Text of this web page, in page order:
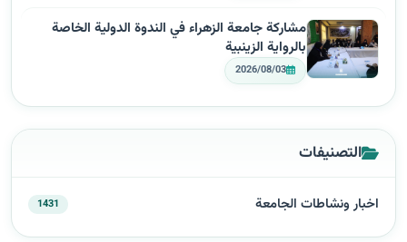
مشاركة جامعة الزهراء في الندوة الدولية الخاصة
بالرواية الزينبية
2026/08/03
التصنيفات
اخبار ونشاطات الجامعة 1431